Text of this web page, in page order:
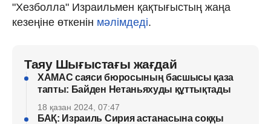
"Хезболла" Израильмен қақтығыстың жаңа
кезеңіне өткенін мәлімдеді.
Таяу Шығыстағы жағдай
ХАМАС саяси бюросының басшысы қаза
тапты: Байден Нетаньяхуды құттықтады
18 қазан 2024, 07:47
БАҚ: Израиль Сирия астанасына соққы